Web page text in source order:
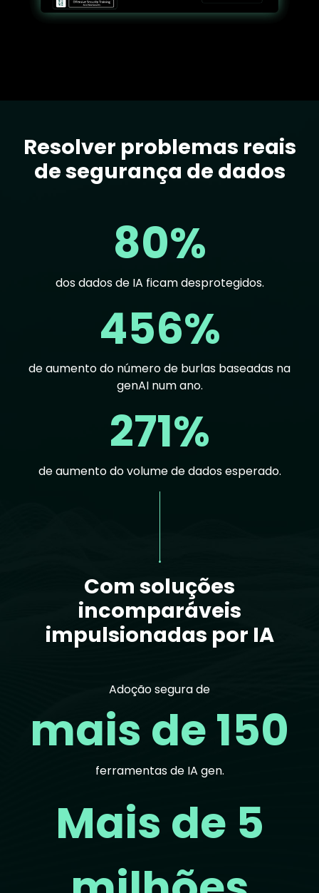
Text
Resolver problemas reais
de segurança de dados
80%
dos dados de IA ficam desprotegidos.
456%
de aumento do número de burlas baseadas na
genAI num ano.
271%
de aumento do volume de dados esperado.
Com soluções
incomparáveis
impulsionadas por IA
Adoção segura de
mais de 150
ferramentas de IA gen.
Mais de 5